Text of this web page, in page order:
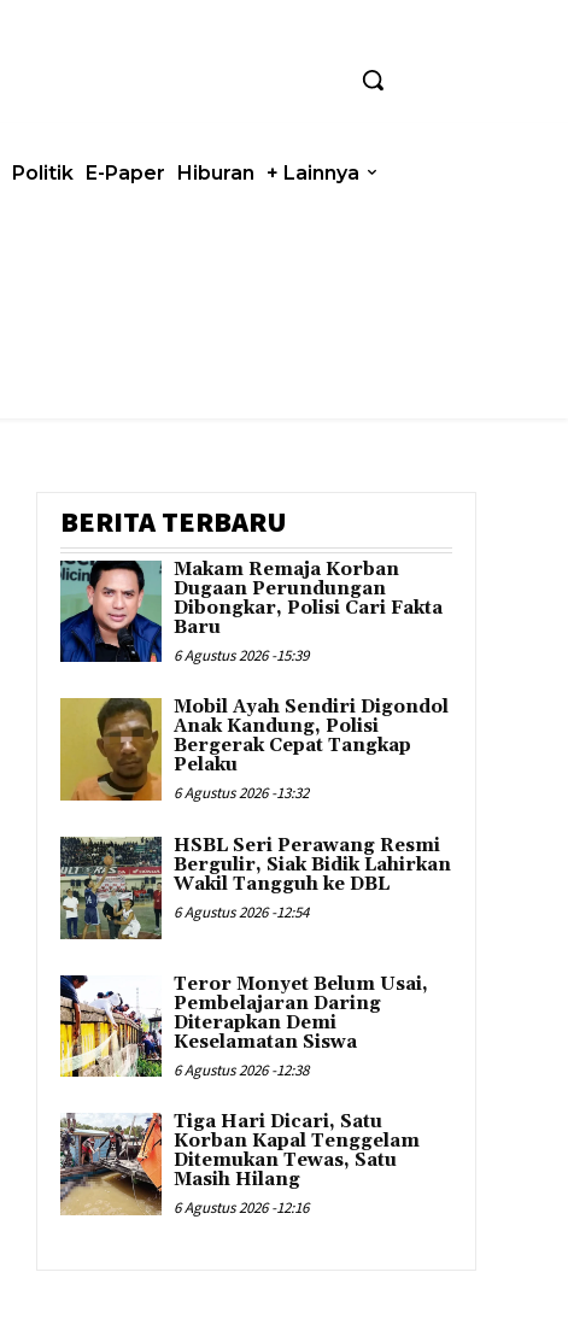
Politik E-Paper Hiburan + Lainnya
BERITA TERBARU
Makam Remaja Korban
Dugaan Perundungan
Dibongkar, Polisi Cari Fakta
Baru
6 Agustus 2026 -15:39
Mobil Ayah Sendiri Digondol
Anak Kandung, Polisi
Bergerak Cepat Tangkap
Pelaku
6 Agustus 2026 -13:32
HSBL Seri Perawang Resmi
Bergulir, Siak Bidik Lahirkan
Wakil Tangguh ke DBL
6 Agustus 2026 -12:54
Teror Monyet Belum Usai,
Pembelajaran Daring
Diterapkan Demi
Keselamatan Siswa
6 Agustus 2026 -12:38
Tiga Hari Dicari, Satu
Korban Kapal Tenggelam
Ditemukan Tewas, Satu
Masih Hilang
6 Agustus 2026 -12:16